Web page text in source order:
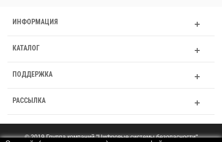
ИНФОРМАЦИЯ
КАТАЛОГ
ПОДДЕРЖКА
РАССЫЛКА
© 2019 Группа компаний "Цифровые системы безопасности"